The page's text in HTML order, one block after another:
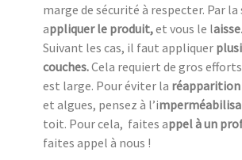
marge de sécurité à respecter. Par
appliquer le produit,et vous le l
Suivant les cas, il faut appliquer
couches.Cela requiert de gros
est large. Pour éviter la réapparition
et algues, pensez à l’i
toit. Pour cela, faites appel à un
faites appel à nous !